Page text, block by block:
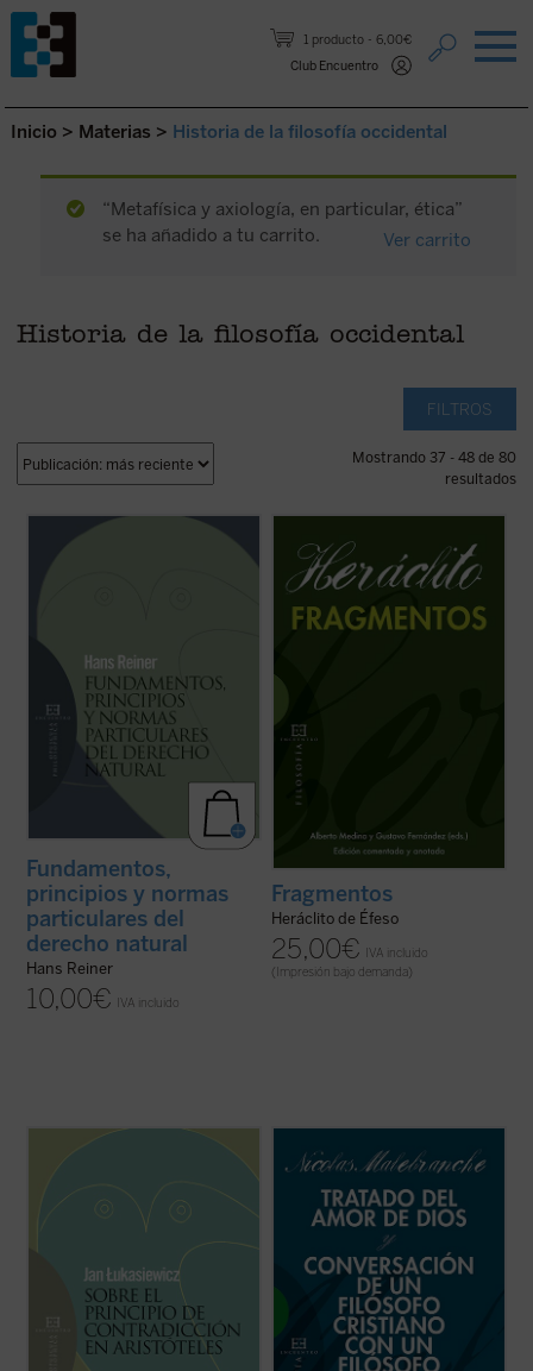
1 producto
6,00€
Club Encuentro
Saltar al contenido.
Inicio > Materias > Historia de la filosofía occidental
“Metafísica y axiología, en particular, ética”
se ha añadido a tu carrito.
Ver carrito
Historia de la filosofía occidental
FILTROS
Mostrando 37 - 48 de 80
resultados
Hans Reiner, uno de los mayores
representantes de la ética fenomenológica
de los valores en el siglo XX, ofrece en este
Fundamentos,
principios y normas
particulares del
derecho natural
Hans Reiner
10,00€ IVA incluido
bilingüe de losFragmentos
de Heráclito es
hacer accesible la filosofía del pensador
jonio a lectores no especialistas. Para ello,
se abordan los problemas elementales,
tanto filológicos como ...(ver ficha)
Fragmentos
Heráclito de Éfeso
25,00€
IVA incluido
(Impresión bajo demanda)
un libro que ha marcado un hito en la
una crítica minuciosa el principio de
contradicción tal como lo formula y ...
Malebranche, inéditos en español,
encontramos buena parte de los conceptos
esenciales de su metafísica y su
antropología, pero expuestas dentro del
fragor de algunas de las principales
controversias que marcaron ...